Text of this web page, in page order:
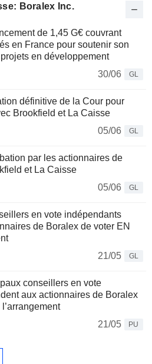
Boralex Inc.
de 1,45 G€ couvrant
en France pour soutenir son
en développement
30/06
GL
définitive de la Cour pour
Brookfield et La Caisse
05/06
GL
par les actionnaires de
et La Caisse
05/06
GL
en vote indépendants
de Boralex de voter EN
21/05
GL
conseillers en vote
aux actionnaires de Boralex
21/05
PU